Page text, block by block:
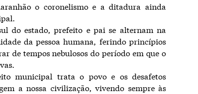
o coronelismo e a ditadura ainda
do estado, prefeito e pai se alternam na
da pessoa humana, ferindo princípios
de tempos nebulosos do período em que o
municipal trata o povo e os desafetos
a nossa civilização, vivendo sempre às